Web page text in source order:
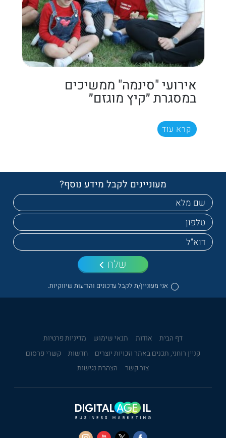
אירועי "סינמה" ממשיכים
במסגרת ״קיץ מוגזם״
קרא עוד
מעוניינים לקבל מידע נוסף?
אני מעוניין/ת לקבל עדכונים והודעות שיווקיות.
שלח
דף הבית אודות תנאי שימוש
מדיניות פרטיות
קניין רוחני, תכנים באתר וזכויות יוצרים
חדשות
קשרי פרסום
צור קשר
הצהרת נגישות